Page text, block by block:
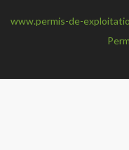
www.permis-de-